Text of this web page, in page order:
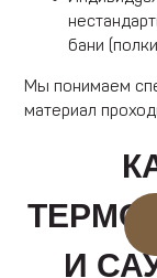
бани
Мы понимаем
материал
И